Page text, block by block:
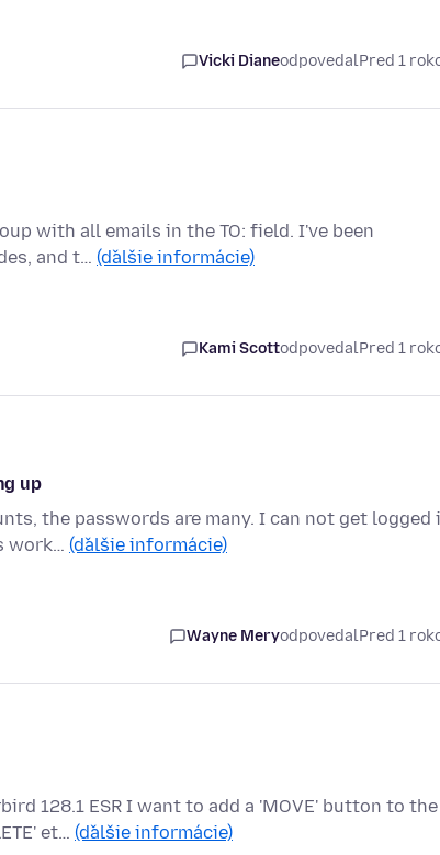
Vicki DianeodpovedalPred 1
with all emails in the TO: field. I've been
and t… (ďalšie informácie)
Kami ScottodpovedalPred 1
up
the passwords are many. I can not get logged
work… (ďalšie informácie)
Wayne MeryodpovedalPred 1
128.1 ESR I want to add a 'MOVE' button to the
et… (ďalšie informácie)